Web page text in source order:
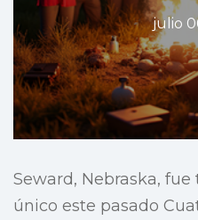
julio
Seward, Nebraska,
único este pasado